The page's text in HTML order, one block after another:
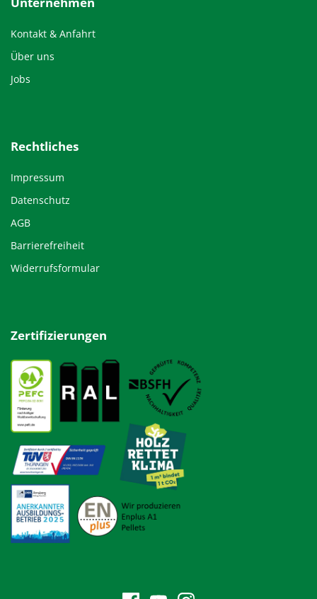
Kontakt & Anfahrt
Über uns
Jobs
Rechtliches
Impressum
Datenschutz
AGB
Barrierefreiheit
Widerrufsformular
Zertifizierungen